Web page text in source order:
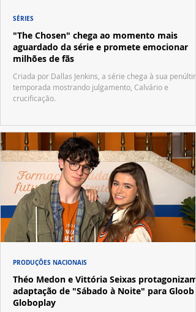
"The Chosen" chega ao momento mais
aguardado da série e promete emocionar
milhões de fãs
Criada por Dallas Jenkins, a série chega à sua
temporada mostrando julgamento, Calvário e
crucificação.
SÉRIES
Théo Medon e Vittória Seixas protagonizam
adaptação de "Sábado à Noite" para Gloob e
Globoplay
PRODUÇÕES NACIONAIS